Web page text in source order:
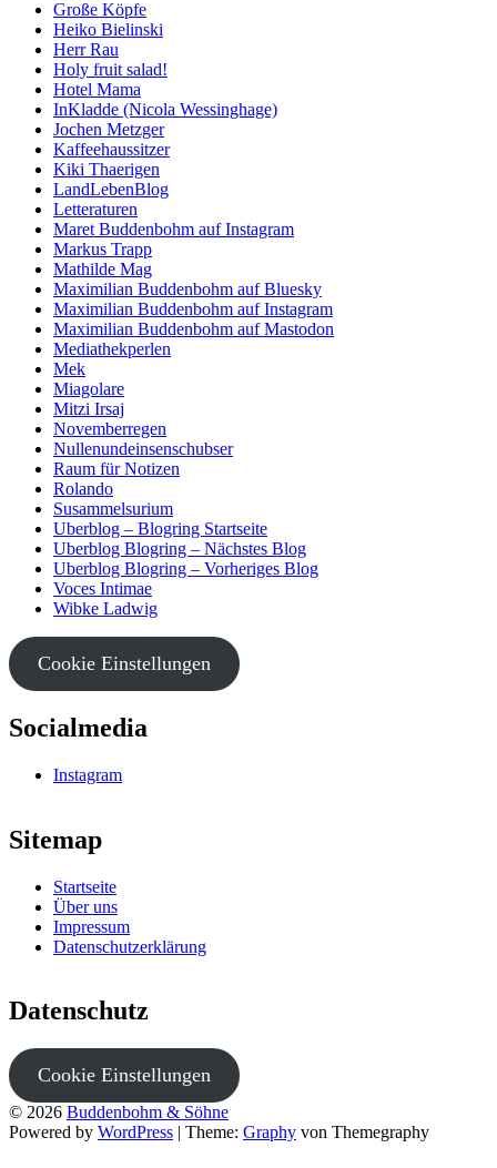
Große Köpfe
Heiko Bielinski
Herr Rau
Holy fruit salad!
Hotel Mama
InKladde (Nicola Wessinghage)
Jochen Metzger
Kaffeehaussitzer
Kiki Thaerigen
LandLebenBlog
Letteraturen
Maret Buddenbohm auf Instagram
Markus Trapp
Mathilde Mag
Maximilian Buddenbohm auf Bluesky
Maximilian Buddenbohm auf Instagram
Maximilian Buddenbohm auf Mastodon
Mediathekperlen
Mek
Miagolare
Mitzi Irsaj
Novemberregen
Nullenundeinsenschubser
Raum für Notizen
Rolando
Susammelsurium
Uberblog – Blogring Startseite
Uberblog Blogring – Nächstes Blog
Uberblog Blogring – Vorheriges Blog
Voces Intimae
Wibke Ladwig
Cookie Einstellungen
Socialmedia
Instagram
Sitemap
Startseite
Über uns
Impressum
Datenschutzerklärung
Datenschutz
Cookie Einstellungen
© 2026 Buddenbohm & Söhne
Powered by WordPress | Theme: Graphy von Themegraphy